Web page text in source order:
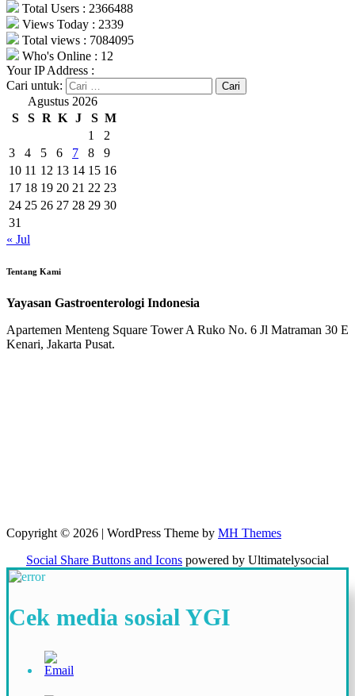
Total Users : 2366488
Views Today : 2339
Total views : 7084095
Who's Online : 12
Your IP Address :
Cari untuk:
Agustus 2026
S
S R K J S M
1
2
3
4 5 6 7 8
9
10 11 12 13 14 15 16
17 18 19 20 21 22 23
24 25 26 27 28 29 30
31
« Jul
Tentang Kami
Yayasan Gastroenterologi Indonesia
Apartemen Menteng Square Tower A Ruko No. 6 Jl Matraman 30 E
Kenari, Jakarta Pusat.
Copyright © 2026 | WordPress Theme by MH Themes
Social Share Buttons and Icons powered by Ultimatelysocial
Cek media sosial YGI